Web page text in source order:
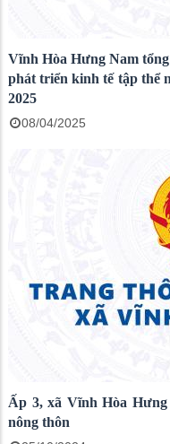
Vĩnh Hòa Hưng Nam
phát triển kinh tế tập thể
2025
08/04/2025
Ấp 3, xã Vĩnh Hòa
nông thôn